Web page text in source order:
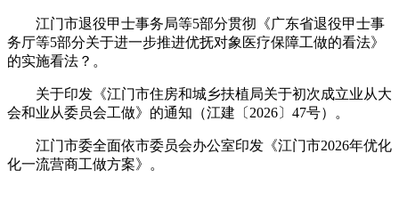
江门市退役甲士事务局等5部分贯彻《广东省退役甲士事
务厅等5部分关于进一步推进优抚对象医疗保障工做的看法》
的实施看法？。
关于印发《江门市住房和城乡扶植局关于初次成立业从大
会和业从委员会工做》的通知（江建〔2026〕47号）。
江门市委全面依市委员会办公室印发《江门市2026年优化
化一流营商工做方案》。